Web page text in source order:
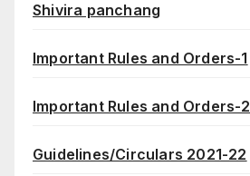
Shivira panchang
Important Rules and Orders-1
Important Rules and Orders-2
Guidelines/Circulars 2021-22